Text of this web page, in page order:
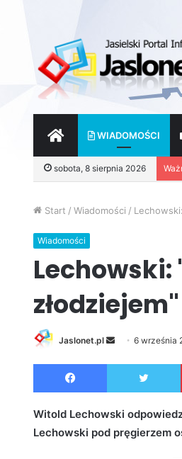
START WIADOMOŚCI
sobota, 8 sierpnia 2026
Start / Wiadomości /
Wiadomości
Lechowski:
Jaslonet.pl
d
a
6 września
Facebook
Witold Lechowski
Lechowski pod pręgierzem